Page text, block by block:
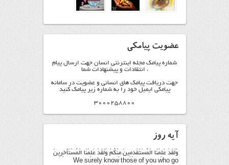
عضویت پیامکی
شماره پیامک مجله اینترنتی انسان جهت ارسال پیام
، انتقادات و پیشنهادات شما
جهت دریافت پیامک های انسانی و عضویت در سامانه
پیامکی ایمیل خود را به شماره زیر پیامک کنید
3000258800
آیه روز
وَلَقَدْ عَلِمْنَا الْمُسْتَقْدِمِينَ مِنْكُمْ وَلَقَدْ عَلِمْنَا الْمُسْتَأْخِرِينَ
We surely know those of you who go